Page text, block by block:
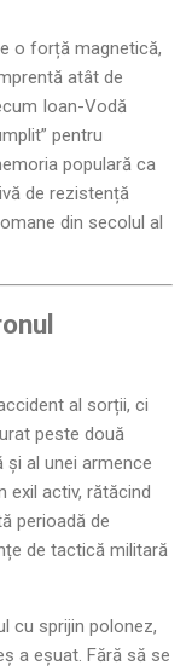
o forță magnetică,
atât de
Ioan-Vodă
pentru
populară ca
de rezistență
din secolul al
al sorții, ci
peste două
și al unei armence
exil activ, rătăcind
perioadă de
de tactică militară
cu sprijin polonez,
a eșuat. Fără să se